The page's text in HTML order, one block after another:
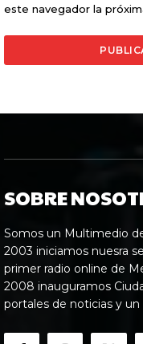
este navegador la
SOBRE
Somos un Multimedio
2003 iniciamos nuesra
primer radio online de
2008 inauguramos
portales de noticias y un